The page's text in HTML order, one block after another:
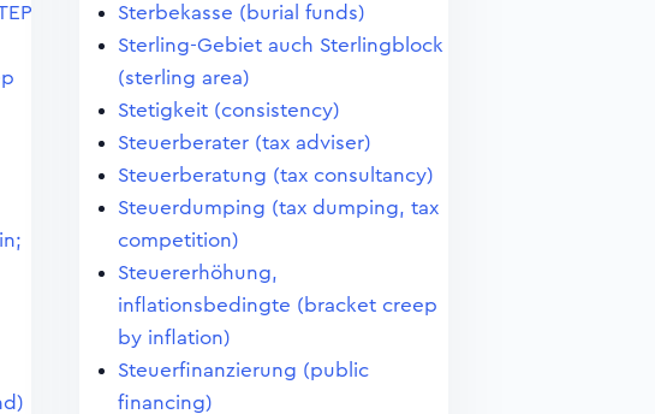
Sterbekasse (burial funds)
Sterling-Gebiet auch Sterlingblock
(sterling area)
Stetigkeit (consistency)
Steuerberater (tax adviser)
Steuerberatung (tax consultancy)
Steuerdumping (tax dumping, tax
competition)
Steuererhöhung,
inflationsbedingte (bracket creep
by inflation)
Steuerfinanzierung (public
financing)